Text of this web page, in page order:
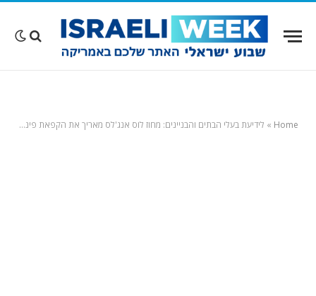
Home
» לידיעת בעלי הבתים והבניינים: מחוז לוס אנג'לס מאריך את הקפאת פינוי הדיירים עד סוף ינואר (ואולי עד הקיץ)